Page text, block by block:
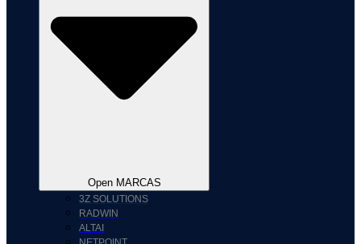
Open MARCAS
3Z SOLUTIONS
RADWIN
ALTAI